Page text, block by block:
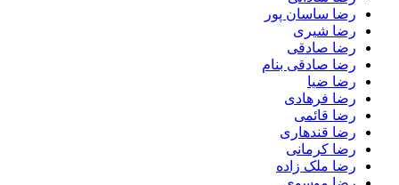
رضا ساسان پور
رضا شیری
رضا صادقی
رضا صادقی بنام
رضا ضیا
رضا فرهادی
رضا قائمی
رضا قندهاری
رضا کرمانی
رضا ملک زاده